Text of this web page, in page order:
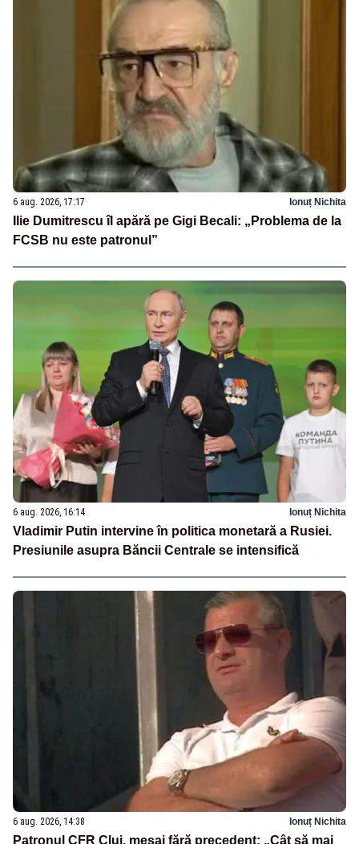
6 aug. 2026, 17:17 Ionuț Nichita
Ilie Dumitrescu îl apără pe Gigi Becali: „Problema de la
FCSB nu este patronul”
6 aug. 2026, 16:14 Ionuț Nichita
Vladimir Putin intervine în politica monetară a Rusiei.
Presiunile asupra Băncii Centrale se intensifică
6 aug. 2026, 14:38 Ionuț Nichita
Patronul CFR Cluj, mesaj fără precedent: „Cât să mai